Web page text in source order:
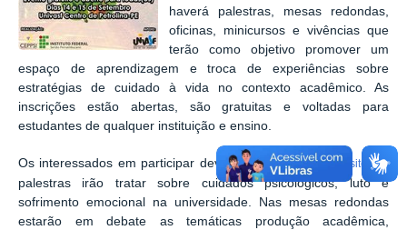
haverá palestras, mesas redondas,
oficinas, minicursos e vivências que
terão como objetivo promover um
espaço de aprendizagem e troca de experiências sobre
estratégias de cuidado à vida no contexto acadêmico. As
inscrições estão abertas, são gratuitas e voltadas para
estudantes de qualquer instituição e ensino.
Os interessados em participar devem se inscrever pelo site . As
palestras irão tratar sobre cuidados psicológicos, luto e
sofrimento emocional na universidade. Nas mesas redondas
estarão em debate as temáticas produção acadêmica,